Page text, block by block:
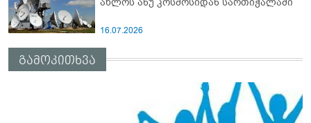
16.07.2026
გამოკითხვა